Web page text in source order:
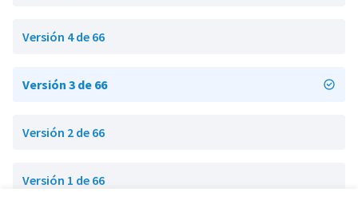
Versión 4 de 66
Versión 3 de 66
Versión 2 de 66
Versión 1 de 66